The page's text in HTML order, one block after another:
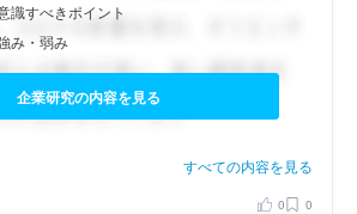
識すべきポイント
み・弱み
企業研究の内容を見る
すべての内容を見る
0 0